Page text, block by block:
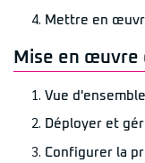
Mettre en
Mise en œuvre
Vue d'ensemble
Déployer et
Configurer la